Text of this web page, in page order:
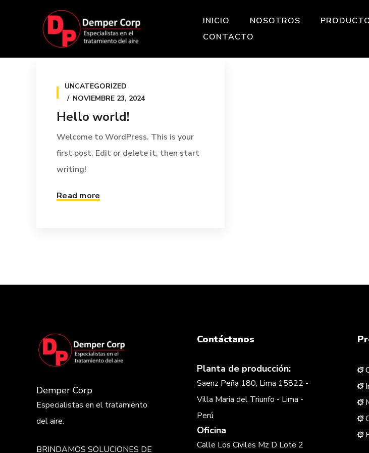
INICIO NOSOTROS
CONTACTO
UNCATEGORIZED
NOVIEMBRE 23, 2024
Hello world!
Welcome to WordPress. This is your
first post. Edit or delete it, then start
writing!
Read more
Demper Corp
Especialistas en el tratamiento
del aire.
BRINDAMOS SOLUCIONES DE
Contáctanos
Planta de producción:
Saenz Peña 180, Lima 15822 -
Villa Maria del Triunfo - Lima -
Perú
Oficina
Calle Los Civiles Mz D Lote 2